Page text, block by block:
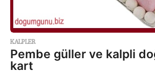
KALPLER
Pembe güller ve kalpli
kart